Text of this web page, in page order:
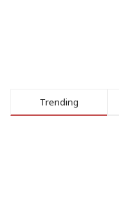
Trending